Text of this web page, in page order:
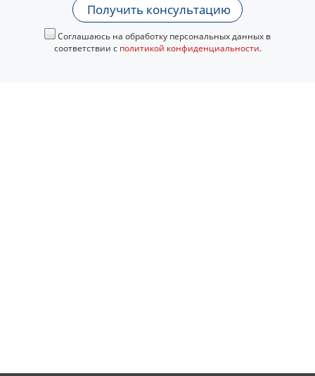
Получить консультацию
Соглашаюсь на обработку персональных данных в
соответствии с политикой конфиденциальности.